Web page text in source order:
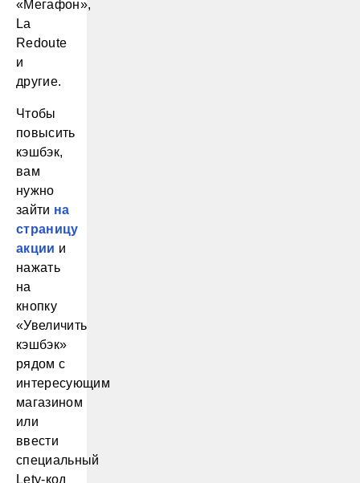
«Мегафон»,
La
Redoute
и
другие.
Чтобы
повысить
кэшбэк,
вам
нужно
зайти на
страницу
акции и
нажать
на
кнопку
«Увеличить
кэшбэк»
рядом с
интересующим
магазином
или
ввести
специальный
Lety-код